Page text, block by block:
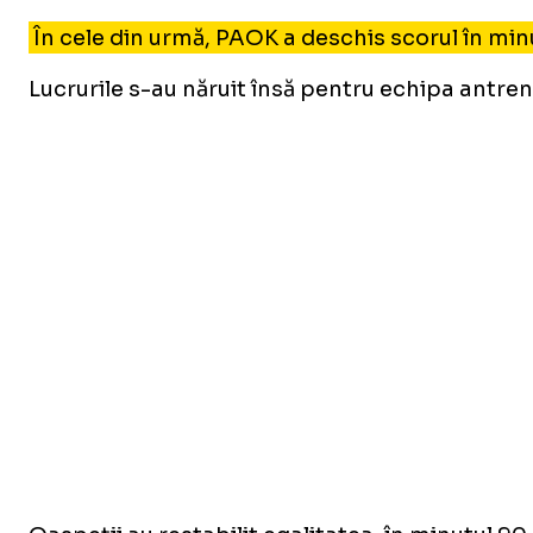
În cele din urmă, PAOK a deschis scorul în
Lucrurile s-au năruit însă pentru echipa